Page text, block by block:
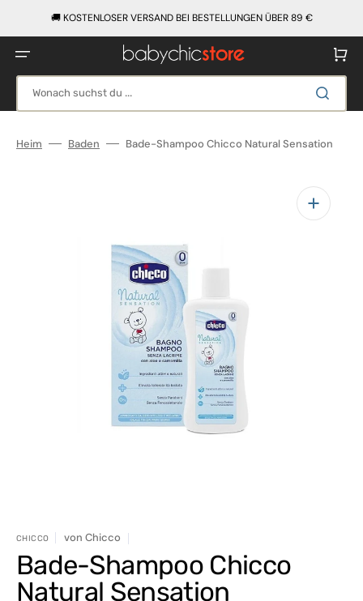
🚚 KOSTENLOSER VERSAND BEI BESTELLUNGEN ÜBER 89 €
Wonach suchst du ...
Heim Baden Bade-Shampoo Chicco Natural Sensation
Medien
1
in
Galerieansicht
öffnen
CHICCO von Chicco
Bade-Shampoo Chicco
Natural Sensation